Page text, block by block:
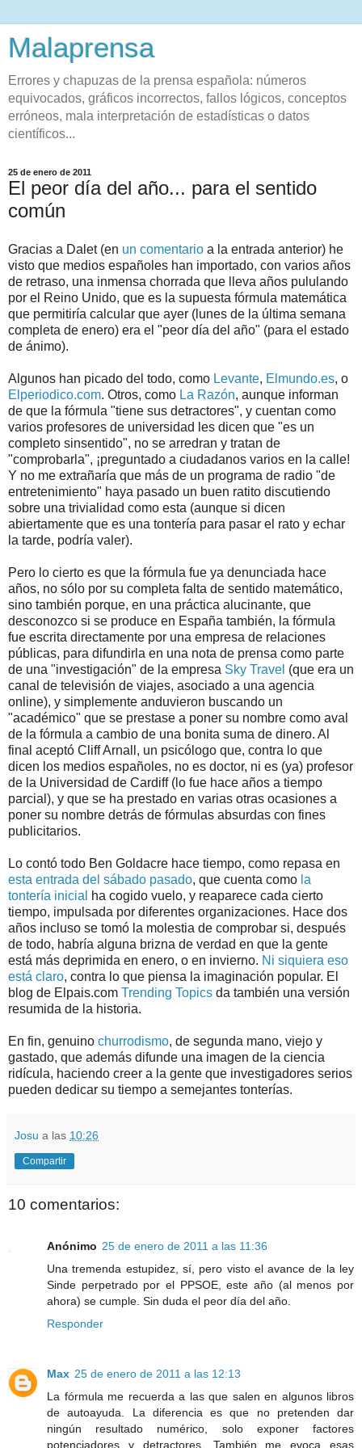
Malaprensa
Errores y chapuzas de la prensa española: números
equivocados, gráficos incorrectos, fallos lógicos, conceptos
erróneos, mala interpretación de estadísticas o datos
científicos...
25 de enero de 2011
El peor día del año... para el sentido
común
Gracias a Dalet (en un comentario a la entrada anterior) he
visto que medios españoles han importado, con varios años
de retraso, una inmensa chorrada que lleva años pululando
por el Reino Unido, que es la supuesta fórmula matemática
que permitiría calcular que ayer (lunes de la última semana
completa de enero) era el "peor día del año" (para el estado
de ánimo).
Algunos han picado del todo, como Levante, Elmundo.es, o
Elperiodico.com. Otros, como La Razón, aunque informan
de que la fórmula "tiene sus detractores", y cuentan como
varios profesores de universidad les dicen que "es un
completo sinsentido", no se arredran y tratan de
"comprobarla", ¡preguntado a ciudadanos varios en la calle!
Y no me extrañaría que más de un programa de radio "de
entretenimiento" haya pasado un buen ratito discutiendo
sobre una trivialidad como esta (aunque si dicen
abiertamente que es una tontería para pasar el rato y echar
la tarde, podría valer).
Pero lo cierto es que la fórmula fue ya denunciada hace
años, no sólo por su completa falta de sentido matemático,
sino también porque, en una práctica alucinante, que
desconozco si se produce en España también, la fórmula
fue escrita directamente por una empresa de relaciones
públicas, para difundirla en una nota de prensa como parte
de una "investigación" de la empresa Sky Travel (que era un
canal de televisión de viajes, asociado a una agencia
online), y simplemente anduvieron buscando un
"académico" que se prestase a poner su nombre como aval
de la fórmula a cambio de una bonita suma de dinero. Al
final aceptó Cliff Arnall, un psicólogo que, contra lo que
dicen los medios españoles, no es doctor, ni es (ya) profesor
de la Universidad de Cardiff (lo fue hace años a tiempo
parcial), y que se ha prestado en varias otras ocasiones a
poner su nombre detrás de fórmulas absurdas con fines
publicitarios.
Lo contó todo Ben Goldacre hace tiempo, como repasa en
esta entrada del sábado pasado, que cuenta como la
tontería inicial
ha cogido vuelo, y reaparece cada cierto
tiempo, impulsada por diferentes organizaciones. Hace dos
años incluso se tomó la molestia de comprobar si, después
de todo, habría alguna brizna de verdad en que la gente
está más deprimida en enero, o en invierno. Ni siquiera eso
está claro, contra lo que piensa la imaginación popular. El
blog de Elpais.com Trending Topics da también una versión
resumida de la historia.
En fin, genuino churrodismo, de segunda mano, viejo y
gastado, que además difunde una imagen de la ciencia
ridícula, haciendo creer a la gente que investigadores serios
pueden dedicar su tiempo a semejantes tonterías.
Josu a las 10:26
Compartir
10 comentarios:
Anónimo 25 de enero de 2011 a las 11:36
Una tremenda estupidez, sí, pero visto el avance de la ley
Sinde perpetrado por el PPSOE, este año (al menos por
ahora) se cumple. Sin duda el peor día del año.
Responder
Max 25 de enero de 2011 a las 12:13
La fórmula me recuerda a las que salen en algunos libros
de autoayuda. La diferencia es que no pretenden dar
ningún resultado numérico, solo exponer factores
potenciadores y detractores. También me evoca esas